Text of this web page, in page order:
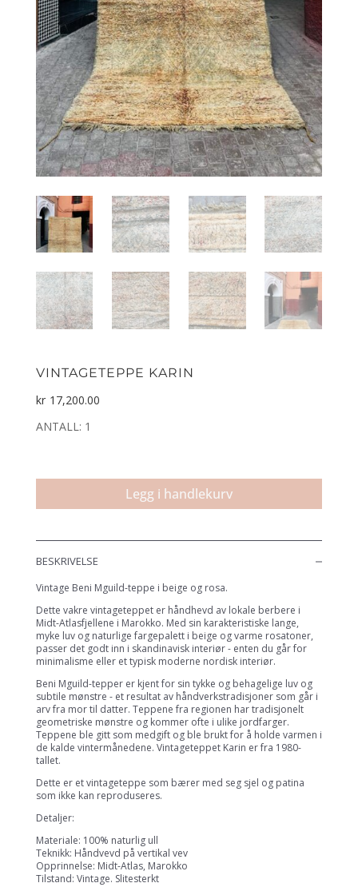
VINTAGETEPPE KARIN
kr 17,200.00
ANTALL: 1
Karin
Legg i handlekurv
BESKRIVELSE
Vintage Beni Mguild-teppe i beige og rosa.
Dette vakre vintageteppet er håndhevd av lokale berbere i
Midt-Atlasfjellene i Marokko. Med sin karakteristiske lange,
myke luv og naturlige fargepalett i beige og varme rosatoner,
passer det godt inn i skandinavisk interiør - enten du går for
minimalisme eller et typisk moderne nordisk interiør.
Beni Mguild-tepper er kjent for sin tykke og behagelige luv og
subtile mønstre - et resultat av håndverkstradisjoner som går i
arv fra mor til datter. Teppene fra regionen har tradisjonelt
geometriske mønstre og kommer ofte i ulike jordfarger.
Teppene ble gitt som medgift og ble brukt for å holde varmen i
de kalde vintermånedene. Vintageteppet Karin er fra 1980-
tallet.
Dette er et vintageteppe som bærer med seg sjel og patina
som ikke kan reproduseres.
Detaljer:
Materiale: 100% naturlig ull
Teknikk: Håndvevd på vertikal vev
Opprinnelse: Midt-Atlas, Marokko
Tilstand: Vintage. Slitesterkt